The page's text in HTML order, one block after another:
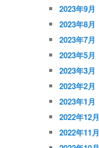
2023年9月
2023年8月
2023年7月
2023年5月
2023年3月
2023年2月
2023年1月
2022年12月
2022年11月